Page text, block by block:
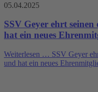
05.04.2025
SSV Geyer ehrt
hat ein neues
Weiterlesen … SSV Geyer
und hat ein neues